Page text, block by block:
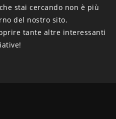
stai cercando non è più
del nostro sito.
tante altre interessanti